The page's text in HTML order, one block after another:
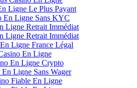
Ligne Le Plus Payant
En Ligne Sans KYC
Ligne Retrait Immédiat
Ligne Retrait Immédiat
Ligne France Légal
En Ligne
En Ligne Crypto
En Ligne Sans Wager
Fiable En Ligne